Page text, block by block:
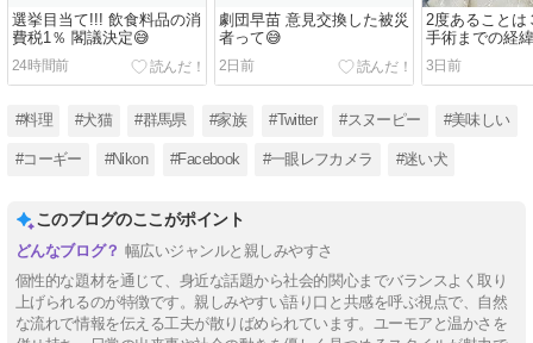
選挙目当て!!! 飲食料品の消
費税1％ 閣議決定😅
24時間前
劇団早苗 意見交換した被災
者って😅
2日前
2度あることは
手術までの経
3日前
#料理 #犬猫 #群馬県 #家族 #Twitter #スヌーピー #美味しい
#コーギー #Nikon #Facebook #一眼レフカメラ #迷い犬
このブログのここがポイント
幅広いジャンルと親しみやすさ
個性的な題材を通じて、身近な話題から社会的関心までバランスよく取り
上げられるのが特徴です。親しみやすい語り口と共感を呼ぶ視点で、自然
な流れで情報を伝える工夫が散りばめられています。ユーモアと温かさを